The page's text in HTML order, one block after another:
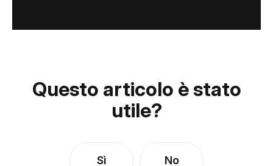
Questo articolo è stato
utile?
Sì No